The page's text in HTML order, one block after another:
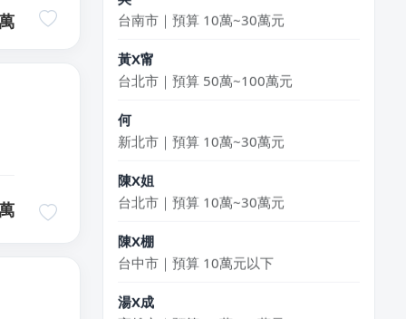
黃X甯
台北市｜預算 50萬~100萬元
何
陳X姐
台北市｜預算 10萬~30萬元
陳X棚
台中市｜預算 10萬元以下
湯X成
高雄市｜預算 30萬~50萬元